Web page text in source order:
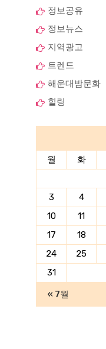
정보공유
정보뉴스
지역광고
트렌드
해운대밤문화
힐링
월 화
3
4
10
11
17
18
24
25
31
« 7월